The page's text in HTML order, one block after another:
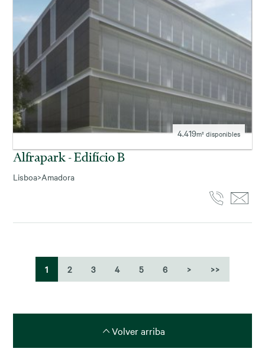
4.419m² disponibles
Alfrapark - Edifício B
Lisboa>Amadora
1 2 3 4 5 6 > >>
Volver arriba